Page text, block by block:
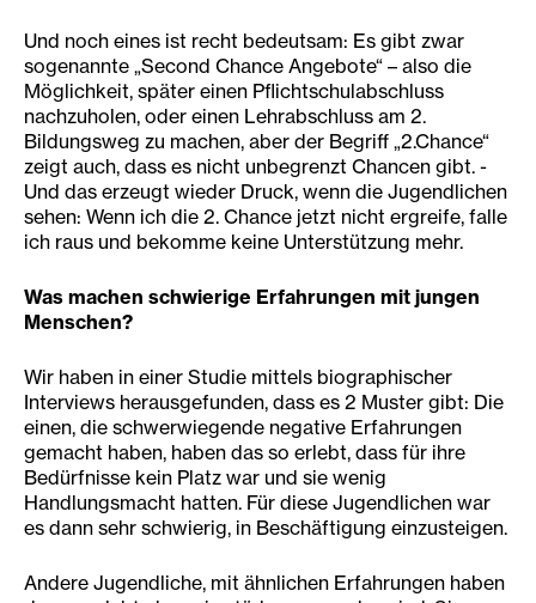
Und noch eines ist recht bedeutsam: Es gibt zwar
sogenannte „Second Chance Angebote“ – also die
Möglichkeit, später einen Pflichtschulabschluss
nachzuholen, oder einen Lehrabschluss am 2.
Bildungsweg zu machen, aber der Begriff „2.Chance“
zeigt auch, dass es nicht unbegrenzt Chancen gibt. -
Und das erzeugt wieder Druck, wenn die Jugendlichen
sehen: Wenn ich die 2. Chance jetzt nicht ergreife, falle
ich raus und bekomme keine Unterstützung mehr.
Was machen schwierige Erfahrungen mit jungen
Menschen?
Wir haben in einer Studie mittels biographischer
Interviews herausgefunden, dass es 2 Muster gibt: Die
einen, die schwerwiegende negative Erfahrungen
gemacht haben, haben das so erlebt, dass für ihre
Bedürfnisse kein Platz war und sie wenig
Handlungsmacht hatten. Für diese Jugendlichen war
es dann sehr schwierig, in Beschäftigung einzusteigen.
Andere Jugendliche, mit ähnlichen Erfahrungen haben